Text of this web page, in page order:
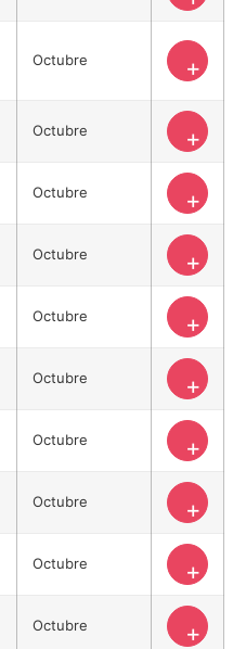
Octubre +
Octubre +
Octubre +
Octubre +
Octubre +
Octubre +
Octubre +
Octubre +
Octubre +
Octubre +